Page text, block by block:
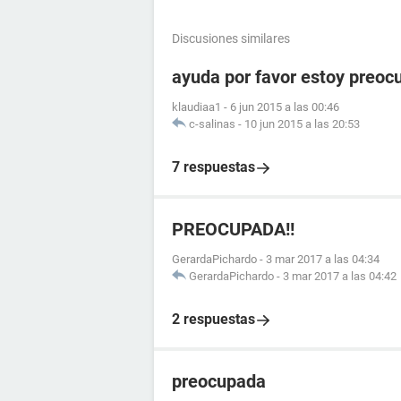
Discusiones similares
ayuda por favor estoy
klaudiaa1 - 6 jun 2015 a las 00:46
c-salinas - 10 jun 2015 a las 20:53
7 respuestas
PREOCUPADA!!
GerardaPichardo - 3 mar 2017 a las 04:34
GerardaPichardo - 3 mar 2017 a las 04:42
2 respuestas
preocupada